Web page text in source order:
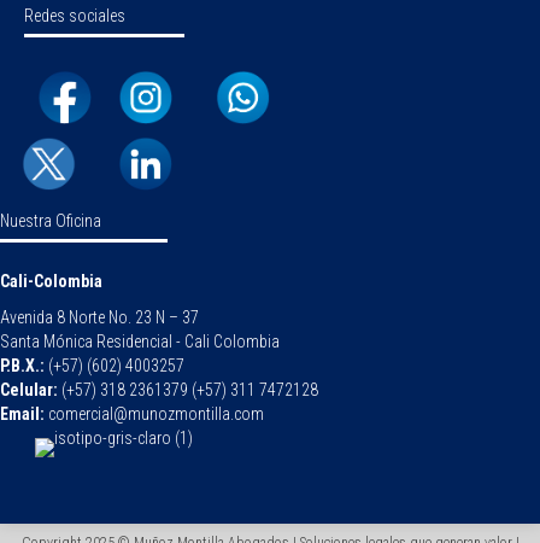
Redes sociales
Nuestra Oficina
Cali-Colombia
Avenida 8 Norte No. 23 N – 37
Santa Mónica Residencial - Cali Colombia
P.B.X.: (+57) (602) 4003257
Celular: (+57) 318 2361379 (+57) 311 7472128
Email: comercial@munozmontilla.com